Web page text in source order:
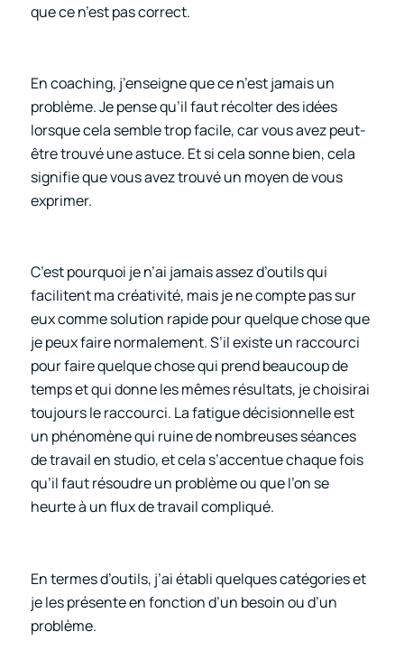
que ce n’est pas correct.
En coaching, j’enseigne que ce n’est jamais un
problème. Je pense qu’il faut récolter des idées
lorsque cela semble trop facile, car vous avez peut-
être trouvé une astuce. Et si cela sonne bien, cela
signifie que vous avez trouvé un moyen de vous
exprimer.
C’est pourquoi je n’ai jamais assez d’outils qui
facilitent ma créativité, mais je ne compte pas sur
eux comme solution rapide pour quelque chose que
je peux faire normalement. S’il existe un raccourci
pour faire quelque chose qui prend beaucoup de
temps et qui donne les mêmes résultats, je choisirai
toujours le raccourci. La fatigue décisionnelle est
un phénomène qui ruine de nombreuses séances
de travail en studio, et cela s’accentue chaque fois
qu’il faut résoudre un problème ou que l’on se
heurte à un flux de travail compliqué.
En termes d’outils, j’ai établi quelques catégories et
je les présente en fonction d’un besoin ou d’un
problème.